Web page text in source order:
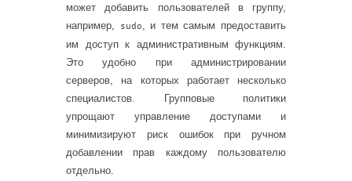
может добавить пользователей в группу,
например,
sudo, и тем самым предоставить
им доступ к административным функциям.
Это удобно при администрировании
серверов, на которых работает несколько
специалистов. Групповые политики
упрощают управление доступами и
минимизируют риск ошибок при ручном
добавлении прав каждому пользователю
отдельно.